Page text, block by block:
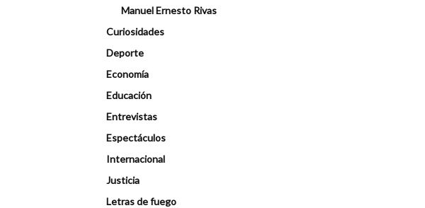
Manuel Ernesto Rivas
Curiosidades
Deporte
Economía
Educación
Entrevistas
Espectáculos
Internacional
Justicia
Letras de fuego